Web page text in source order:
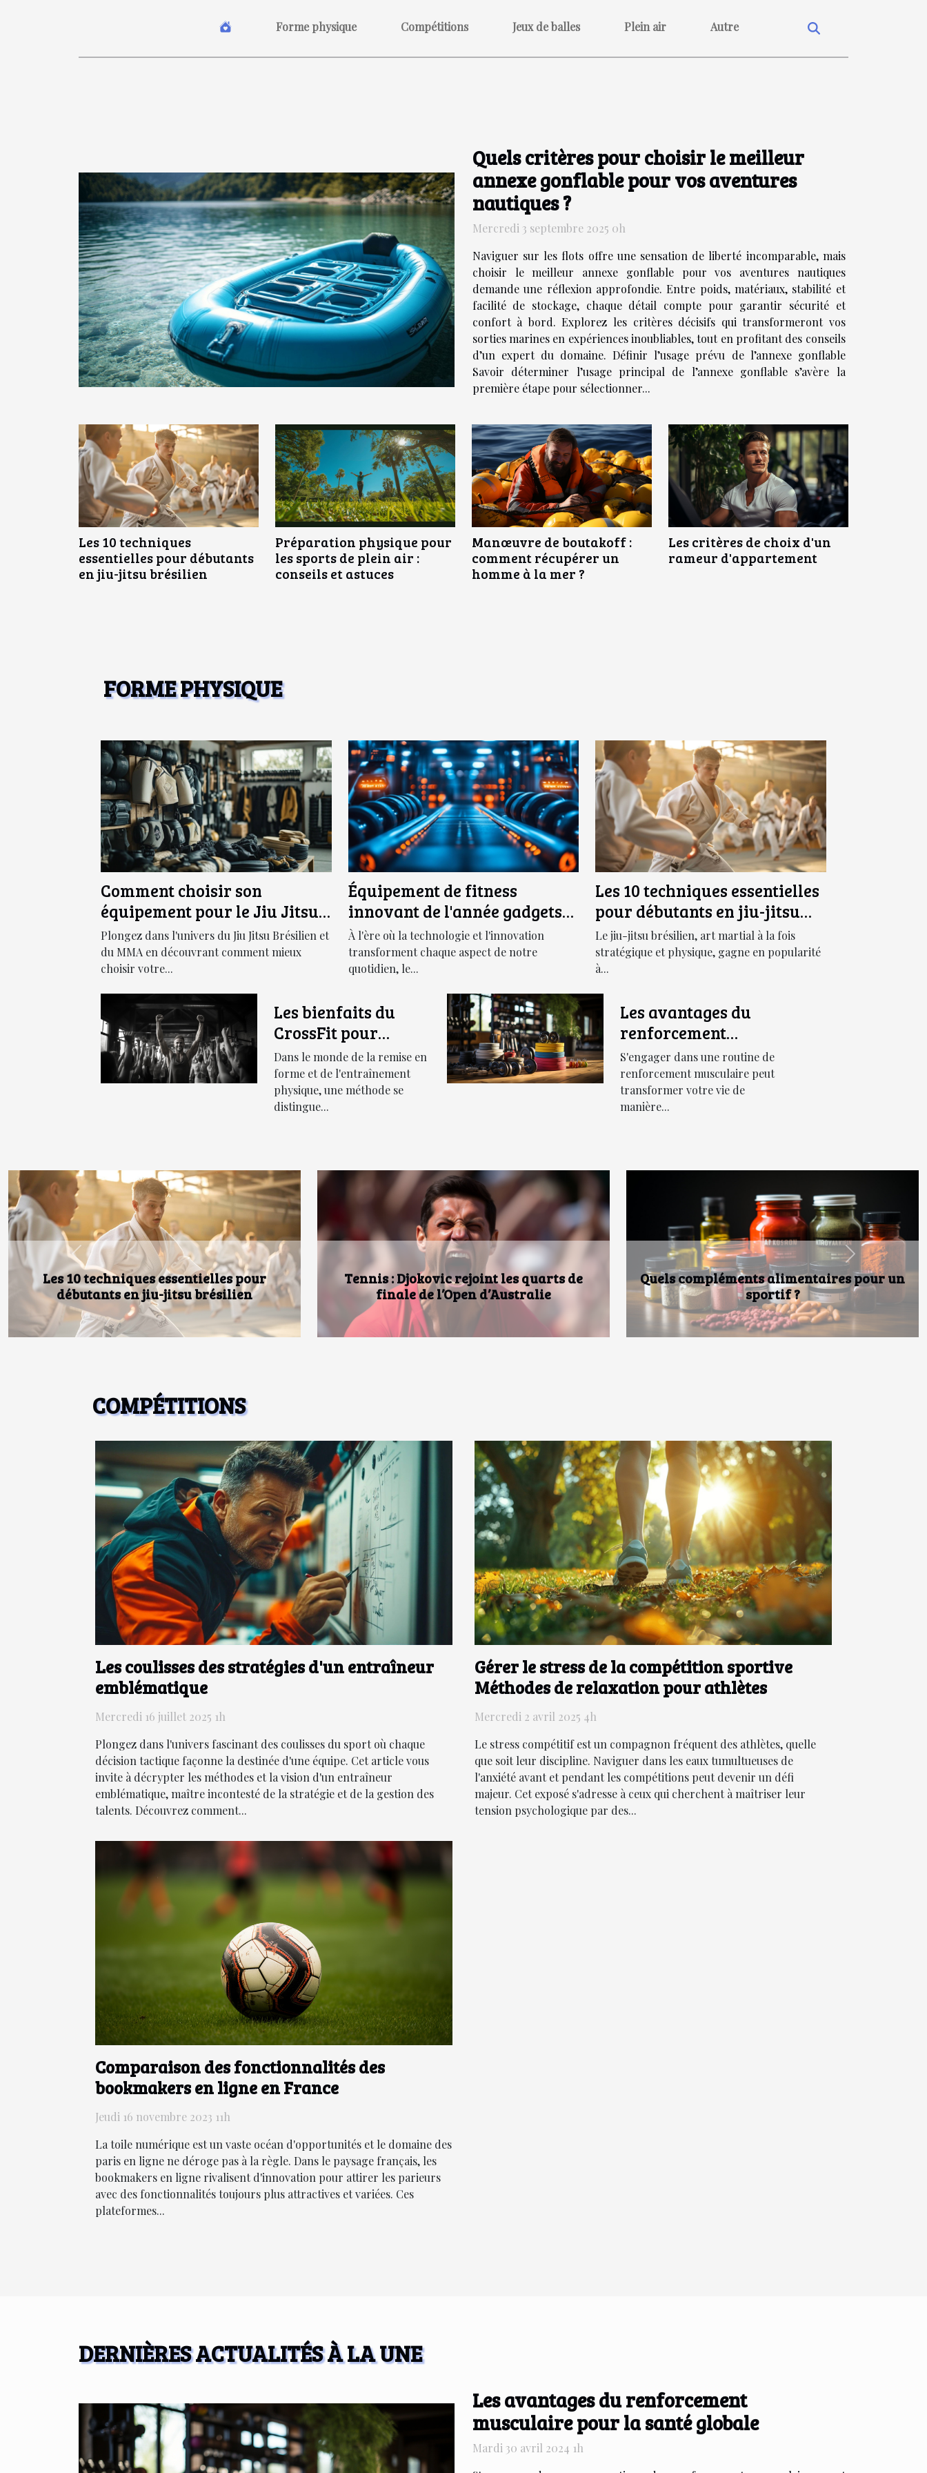
Forme physique Compétitions Jeux de balles Plein air Autre
Quels critères pour choisir le meilleur
annexe gonflable pour vos aventures
nautiques ?
Mercredi 3 septembre 2025 0h
Naviguer sur les flots offre une sensation de liberté incomparable, mais
choisir le meilleur annexe gonflable pour vos aventures nautiques
demande une réflexion approfondie. Entre poids, matériaux, stabilité et
facilité de stockage, chaque détail compte pour garantir sécurité et
confort à bord. Explorez les critères décisifs qui transformeront vos
sorties marines en expériences inoubliables, tout en profitant des conseils
d’un expert du domaine. Définir l’usage prévu de l’annexe gonflable
Savoir déterminer l’usage principal de l’annexe gonflable s’avère la
première étape pour sélectionner...
Les 10 techniques
essentielles pour débutants
en jiu-jitsu brésilien
Préparation physique pour
les sports de plein air :
conseils et astuces
Manœuvre de boutakoff :
comment récupérer un
homme à la mer ?
Les critères de choix d'un
rameur d'appartement
FORME PHYSIQUE
Comment choisir son
équipement pour le Jiu Jitsu
Brésilien et le MMA ?
Plongez dans l'univers du Jiu Jitsu Brésilien et
du MMA en découvrant comment mieux
choisir votre...
Équipement de fitness
innovant de l'année gadgets
et accessoires pour booster
votre routine d’exercice
À l'ère où la technologie et l'innovation
transforment chaque aspect de notre
quotidien, le...
Les 10 techniques essentielles
pour débutants en jiu-jitsu
brésilien
Le jiu-jitsu brésilien, art martial à la fois
stratégique et physique, gagne en popularité
à...
Les bienfaits du
CrossFit pour
améliorer votre
endurance et votre
force
Dans le monde de la remise en
forme et de l'entraînement
physique, une méthode se
distingue...
Les avantages du
renforcement
musculaire pour la
santé globale
S'engager dans une routine de
renforcement musculaire peut
transformer votre vie de
manière...
Manœuvre de boutakoff : comment
récupérer un homme à la mer ?
Comment choisir le meilleur kayak en
fonction de vos activités nautiques
Guide ultime pour choisir vos
équipements de sports d’hiver
Previous Next
COMPÉTITIONS
Les coulisses des stratégies d'un entraîneur
emblématique
Mercredi 16 juillet 2025 1h
Plongez dans l'univers fascinant des coulisses du sport où chaque
décision tactique façonne la destinée d'une équipe. Cet article vous
invite à décrypter les méthodes et la vision d'un entraîneur
emblématique, maître incontesté de la stratégie et de la gestion des
talents. Découvrez comment...
Gérer le stress de la compétition sportive
Méthodes de relaxation pour athlètes
Mercredi 2 avril 2025 4h
Le stress compétitif est un compagnon fréquent des athlètes, quelle
que soit leur discipline. Naviguer dans les eaux tumultueuses de
l'anxiété avant et pendant les compétitions peut devenir un défi
majeur. Cet exposé s'adresse à ceux qui cherchent à maîtriser leur
tension psychologique par des...
Comparaison des fonctionnalités des
bookmakers en ligne en France
Jeudi 16 novembre 2023 11h
La toile numérique est un vaste océan d'opportunités et le domaine des
paris en ligne ne déroge pas à la règle. Dans le paysage français, les
bookmakers en ligne rivalisent d'innovation pour attirer les parieurs
avec des fonctionnalités toujours plus attractives et variées. Ces
plateformes...
DERNIÈRES ACTUALITÉS À LA UNE
Les avantages du renforcement
musculaire pour la santé globale
Mardi 30 avril 2024 1h